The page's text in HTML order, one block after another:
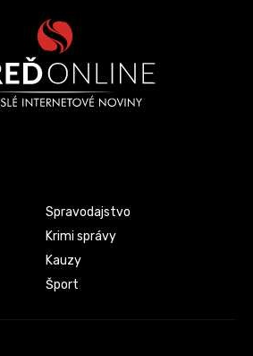
Spravodajstvo
Krimi správy
Kauzy
Šport